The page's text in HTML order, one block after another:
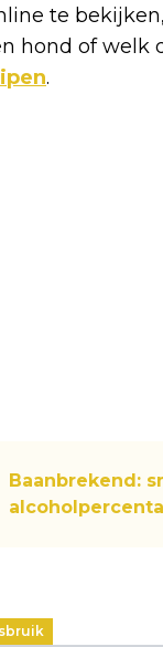
te
hond of welk
.
Baanbrekend: